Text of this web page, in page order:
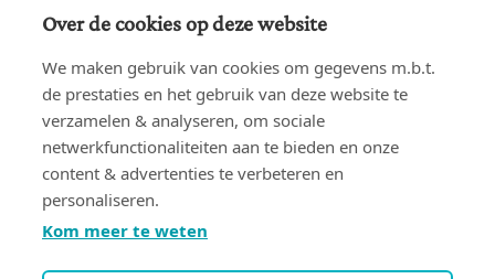
Vind eenvoudig een notaris bij jou in de
buurt.
VIND EEN NOTARIS
Over de cookies op deze website
We maken gebruik van cookies om gegevens m.b.t.
de prestaties en het gebruik van deze website te
verzamelen & analyseren, om sociale
netwerkfunctionaliteiten aan te bieden en onze
content & advertenties te verbeteren en
personaliseren.
Kom meer te weten